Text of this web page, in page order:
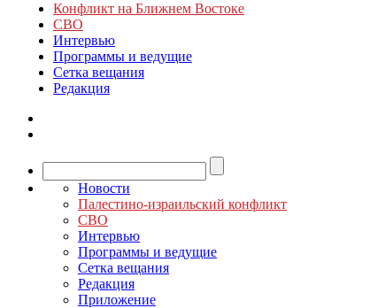
Конфликт на Ближнем Востоке
СВО
Интервью
Программы и ведущие
Сетка вещания
Редакция
Новости
Палестино-израильский конфликт
СВО
Интервью
Программы и ведущие
Сетка вещания
Редакция
Приложение